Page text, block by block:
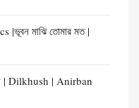
মাঝি তোমার মত |
| Dilkhush | Anirban